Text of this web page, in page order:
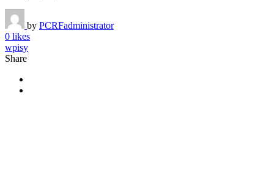
by PCRFadministrator
0 likes
wpisy
Share